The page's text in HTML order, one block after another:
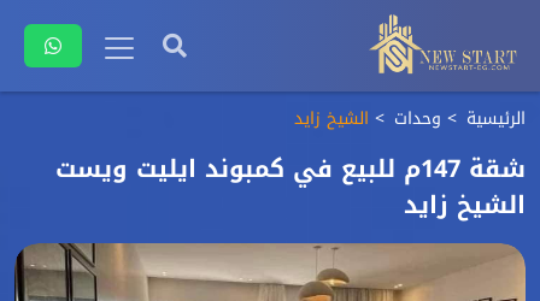
الرئيسية وحدات الشيخ زايد
شقة 147م للبيع في كمبوند ايليت ويست
الشيخ زايد